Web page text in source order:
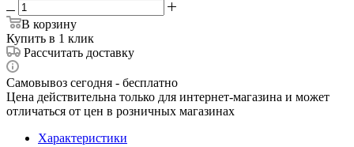
В корзину
Купить в 1 клик
Рассчитать доставку
Самовывоз сегодня - бесплатно
Цена действительна только для интернет-магазина и может
отличаться от цен в розничных магазинах
Характеристики